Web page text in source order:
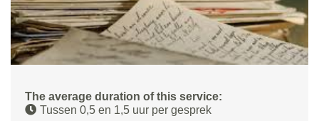
The average duration of this service:
Tussen 0,5 en 1,5 uur per gesprek